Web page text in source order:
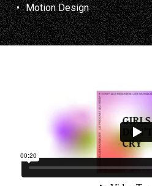
Motion Design